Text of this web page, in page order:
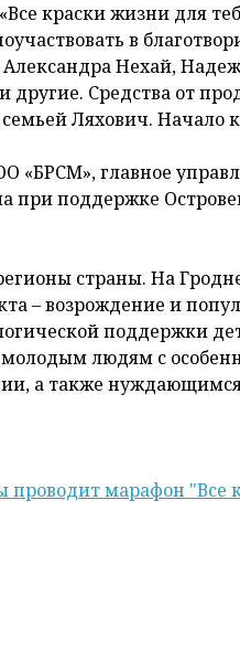
краски жизни для
в
Нехай,
другие. Средства от
Ляхович. Начало
«БРСМ», главное
при поддержке
страны. На
– возрождение и
поддержки
людям с
а также
марафон "Все